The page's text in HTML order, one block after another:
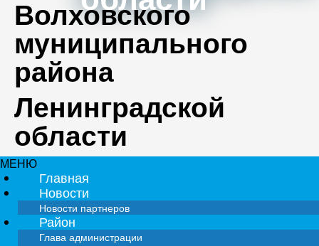
Волховского
муниципального
района
Ленинградской
области
МЕНЮ
Главная
Новости
Новости партнеров
Район
Глава администрации